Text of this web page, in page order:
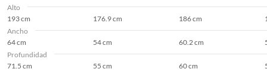
Alto
193 cm
176.9 cm 186 cm
Ancho
64 cm
54 cm 60.2 cm
Profundidad
71.5 cm
55 cm 60 cm